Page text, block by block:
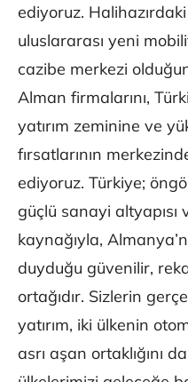
ediyoruz. Halihazırdaki
uluslararası yeni
cazibe merkezi
Alman firmalarını,
yatırım zeminine ve
fırsatlarının
ediyoruz. Türkiye;
güçlü sanayi altyapısı
kaynağıyla,
duyduğu güvenilir,
ortağıdır. Sizlerin
yatırım, iki ülkenin
asrı aşan ortaklığını